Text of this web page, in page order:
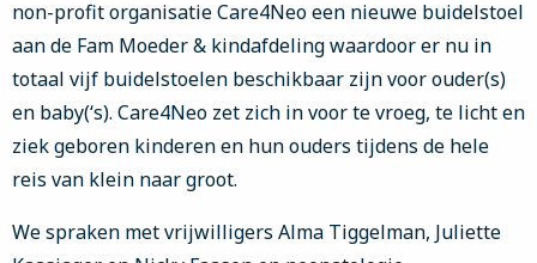
non-profit organisatie Care4Neo een nieuwe buidelstoel
aan de Fam Moeder & kindafdeling waardoor er nu in
totaal vijf buidelstoelen beschikbaar zijn voor ouder(s)
en baby(‘s). Care4Neo zet zich in voor te vroeg, te licht en
ziek geboren kinderen en hun ouders tijdens de hele
reis van klein naar groot.
We spraken met vrijwilligers Alma Tiggelman, Juliette